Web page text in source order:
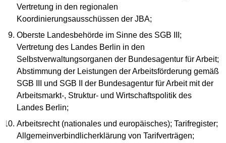
Vertretung in den regionalen
Koordinierungsausschüssen der JBA;
Oberste Landesbehörde im Sinne des SGB III;
Vertretung des Landes Berlin in den
Selbstverwaltungsorganen der Bundesagentur für Arbeit;
Abstimmung der Leistungen der Arbeitsförderung gemäß
SGB III und SGB II der Bundesagentur für Arbeit mit der
Arbeitsmarkt-, Struktur- und Wirtschaftspolitik des
Landes Berlin;
Arbeitsrecht (nationales und europäisches); Tarifregister;
Allgemeinverbindlicherklärung von Tarifverträgen;